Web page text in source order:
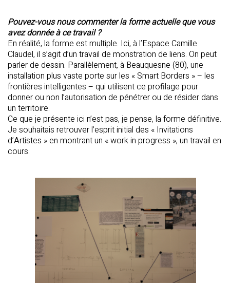
Pouvez-vous nous commenter la forme actuelle que vous
avez donnée à ce travail ?
En réalité, la forme est multiple. Ici, à l’Espace Camille
Claudel, il s’agit d’un travail de monstration de liens. On peut
parler de dessin. Parallèlement, à Beauquesne (80), une
installation plus vaste porte sur les « Smart Borders » – les
frontières intelligentes – qui utilisent ce profilage pour
donner ou non l’autorisation de pénétrer ou de résider dans
un territoire.
Ce que je présente ici n’est pas, je pense, la forme définitive.
Je souhaitais retrouver l’esprit initial des « Invitations
d’Artistes » en montrant un « work in progress », un travail en
cours.